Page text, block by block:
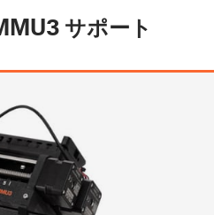
サポート